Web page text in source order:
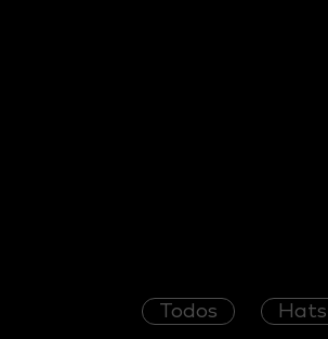
Todos